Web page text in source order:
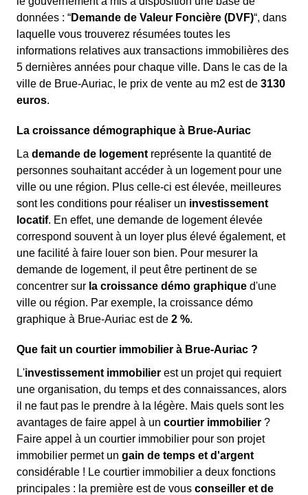
données : “Demande de Valeur Foncière (DVF)“, dans
laquelle vous trouverez résumées toutes les
informations relatives aux transactions immobilières des
5 dernières années pour chaque ville. Dans le cas de la
ville de Brue-Auriac, le prix de vente au m2 est de 3130
euros.
La croissance démographique à Brue-Auriac
La demande de logement représente la quantité de
personnes souhaitant accéder à un logement pour une
ville ou une région. Plus celle-ci est élevée, meilleures
sont les conditions pour réaliser un investissement
locatif. En effet, une demande de logement élevée
correspond souvent à un loyer plus élevé également, et
une facilité à faire louer son bien. Pour mesurer la
demande de logement, il peut être pertinent de se
concentrer sur la croissance démo graphique d'une
ville ou région. Par exemple, la croissance démo
graphique à Brue-Auriac est de 2 %.
Que fait un courtier immobilier à Brue-Auriac ?
L'investissement immobilier est un projet qui requiert
une organisation, du temps et des connaissances, alors
il ne faut pas le prendre à la légère. Mais quels sont les
avantages de faire appel à un courtier immobilier ?
Faire appel à un courtier immobilier pour son projet
immobilier permet un gain de temps et d'argent
considérable ! Le courtier immobilier a deux fonctions
principales : la première est de vous conseiller et de